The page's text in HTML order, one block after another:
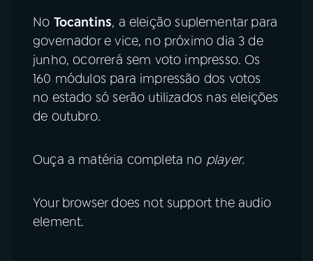
No Tocantins, a eleição suplementar para
governador e vice, no próximo dia 3 de
junho, ocorrerá sem voto impresso. Os
160 módulos para impressão dos votos
no estado só serão utilizados nas eleições
de outubro.
Ouça a matéria completa no player.
Your browser does not support the audio
element.